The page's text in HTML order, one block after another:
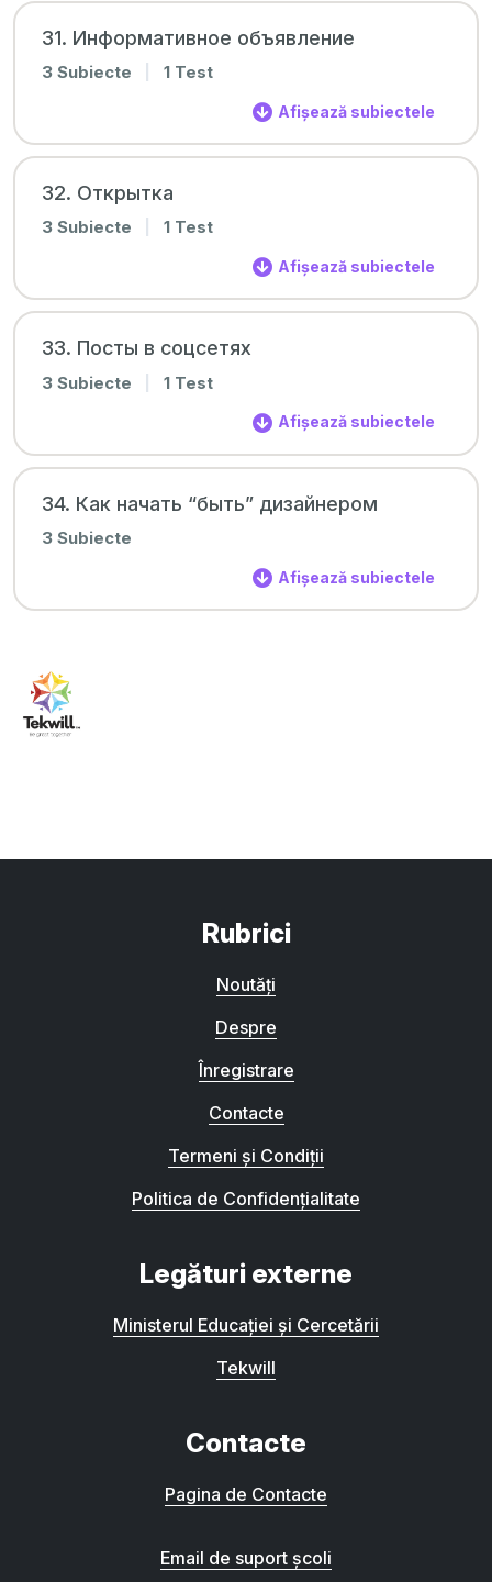
31. Информативное объявление
3 Subiecte 1 Test
Afișează subiectele
32. Открытка
3 Subiecte 1 Test
Afișează subiectele
33. Посты в соцсетях
3 Subiecte 1 Test
Afișează subiectele
34. Как начать “быть” дизайнером
3 Subiecte
Afișează subiectele
Rubrici
Noutăți
Despre
Înregistrare
Contacte
Termeni și Condiții
Politica de Confidențialitate
Legături externe
Ministerul Educației și Cercetării
Tekwill
Contacte
Pagina de Contacte
Email de suport școli